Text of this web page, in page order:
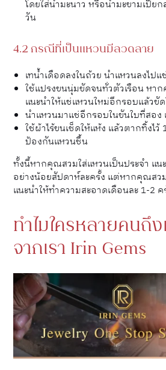
โดยใส่น้ำมะนาว หรือน้ำมะขามเปีย
วัน
4.2 กรณีที่เป็นแหวนมีลวดลาย
เทน้ำเดือดลงในถ้วย นำแหวนลงไปแ
ใช้แปรงขนนุ่มขัดจนทั่วตัวเรือน หา
แนะนำให้แช่แหวนใหม่อีกรอบแล้วขั
นำแหวนมาแช่อีกรอบในขันใบที่สอง
ใช้ผ้าไร้ขนเช็ดให้แห้ง แล้วตากทิ้งไว้
ป้องกันแหวนชื้น
ทั้งนี้หากคุณสวมใส่แหวนเป็นประจำ แน
อย่างน้อยสัปดาห์ละครั้ง แต่หากคุณสว
แนะนำให้ทำความสะอาดเดือนละ 1-2 ค
ทำไมใครหลายคนถึ
จากเรา Irin Gems